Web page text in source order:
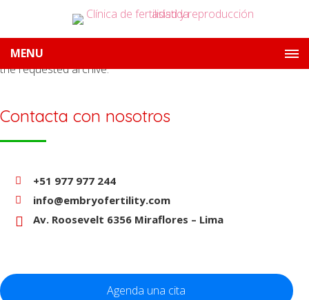
MENU
Nothing Found.
Apologies, but no results were found for
the requested archive.
Contacta con nosotros
+51 977 977 244
info@embryofertility.com
Av. Roosevelt 6356 Miraflores – Lima
Agenda una cita